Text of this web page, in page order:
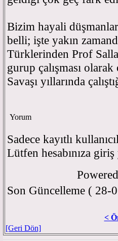
Bizim hayali
belli; işte yakın
Türklerinden Prof
gurup çalışması
Savaşı yıllarında
Yorum
Sadece kayıtlı
Lütfen hesabınıza
Son Güncelleme ( 28-
<
[Geri Dön]